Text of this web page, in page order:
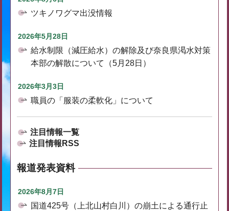
ツキノワグマ出没情報
2026年5月28日
給水制限（減圧給水）の解除及び奈良県渇水対策
本部の解散について（5月28日）
2026年3月3日
職員の「服装の柔軟化」について
注目情報一覧
注目情報RSS
報道発表資料
2026年8月7日
国道425号（上北山村白川）の崩土による通行止